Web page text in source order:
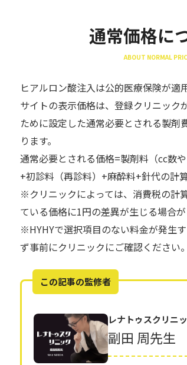
通常価格に
ABOUT NORMAL
ヒアルロン酸注入は公的医療保険が適
サイトの表示価格は、登録クリニック
ために設定した通常必要とされる製剤
ります。
通常必要とされる価格=製剤料（cc数
+初診料（再診料）+麻酔料+針代の計
※クリニックによっては、消費税の計
ている価格に1円の差異が生じる場合が
※HYHYで選択項目のない料金が発生
ず事前にクリニックにご確認ください。
この記事の監修者
レナトゥスクリニ
副田 周先生